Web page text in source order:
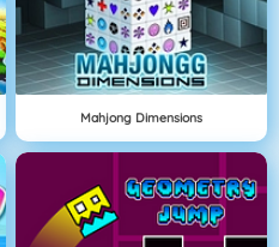
Mahjong Dimensions